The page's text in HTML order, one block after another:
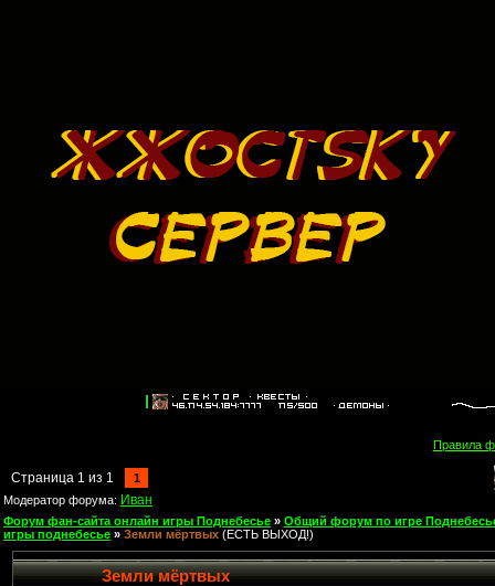
Правила
Страница 1 из 1
1
Модератор форума: Иван
Форум фан-сайта онлайн игры Поднебесье » Общий форум по игре
игры поднебесье » Земли мёртвых (ЕСТЬ ВЫХОД!)
Земли мёртвых